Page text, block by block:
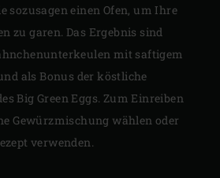
sozusagen einen Ofen, um Ihre
zu garen. Das Ergebnis sind
mit saftigem
als Bonus der köstliche
Big Green Eggs. Zum Einreiben
Gewürzmischung wählen oder
verwenden.